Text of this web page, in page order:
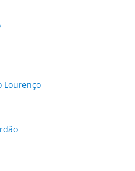
Lourenço